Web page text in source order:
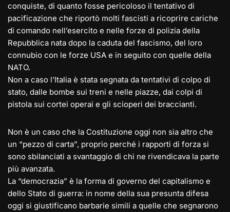
conquiste, di quanto fosse pericoloso il tentativo di
pacificazione che riportò molti fascisti a ricoprire cariche
di comando nell’esercito e nelle forze di polizia della
Repubblica nata dopo la caduta del fascismo, del loro
connubio con le forze USA e in seguito con quelle della
NATO.
Non a caso l’Italia è stata segnata da tentativi di colpo di
stato, dalle bombe sui treni e nelle piazze, dai colpi di
pistola sui cortei operai e gli scioperi dei braccianti.
Non è un caso che la Costituzione oggi non sia altro che
un “pezzo di carta”, proprio perché i rapporti di forza si
sono sbilanciati a svantaggio di chi ne rivendicava la parte
più avanzata.
La “democrazia” è la forma di governo del capitalismo e
dello Stato di guerra: in nome della sua presunta difesa
oggi si giustificano barbarie simili a quelle che segnarono